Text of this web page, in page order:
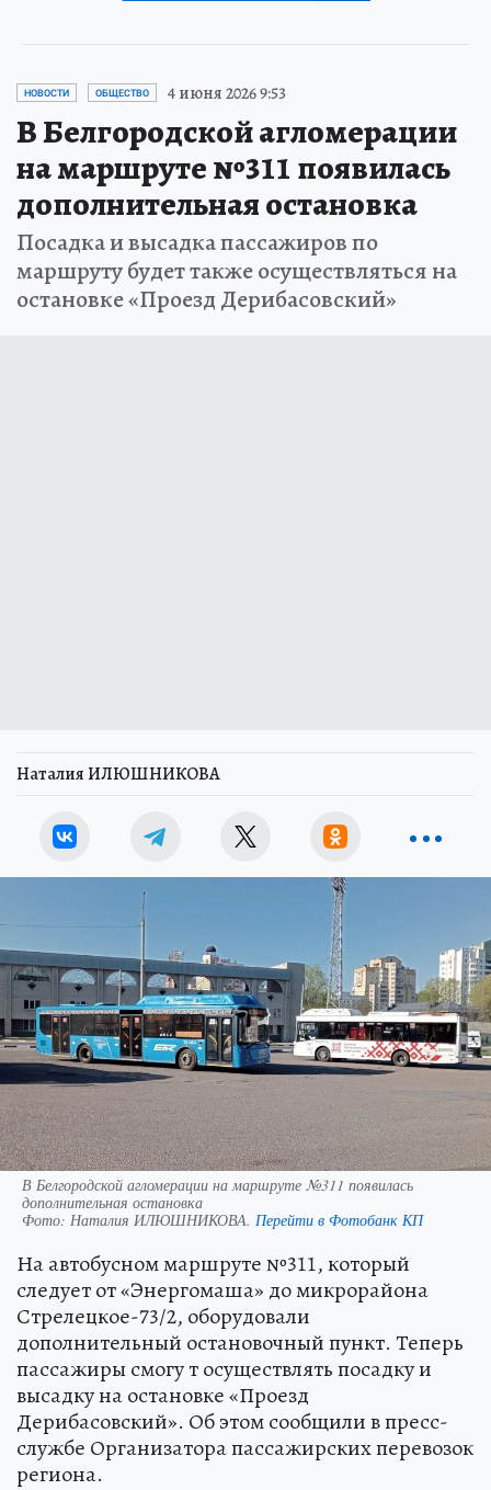
НОВОСТИ ОБЩЕСТВО 4 июня 2026 9:53
В Белгородской агломерации
на маршруте №311 появилась
дополнительная остановка
Посадка и высадка пассажиров по
маршруту будет также осуществляться на
остановке «Проезд Дерибасовский»
Наталия ИЛЮШНИКОВА
В Белгородской агломерации на маршруте №311 появилась
дополнительная остановка
Фото: Наталия ИЛЮШНИКОВА. Перейти в Фотобанк КП
На автобусном маршруте №311, который
следует от «Энергомаша» до микрорайона
Стрелецкое-73/2, оборудовали
дополнительный остановочный пункт. Теперь
пассажиры смогу т осуществлять посадку и
высадку на остановке «Проезд
Дерибасовский». Об этом сообщили в пресс-
службе Организатора пассажирских перевозок
региона.